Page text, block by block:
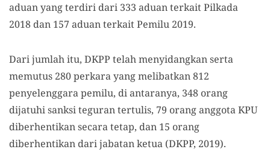
aduan yang terdiri dari 333 aduan terkait Pilkada
2018 dan 157 aduan terkait Pemilu 2019.
Dari jumlah itu, DKPP telah menyidangkan serta
memutus 280 perkara yang melibatkan 812
penyelenggara pemilu, di antaranya, 348 orang
dijatuhi sanksi teguran tertulis, 79 orang anggota KPU
diberhentikan secara tetap, dan 15 orang
diberhentikan dari jabatan ketua (DKPP, 2019).